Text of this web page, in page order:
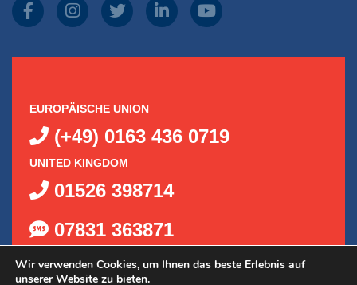
EUROPÄISCHE UNION
(+49) 0163 436 0719
UNITED KINGDOM
01526 398714
07831 363871
Wir verwenden Cookies, um Ihnen das beste Erlebnis auf
unserer Website zu bieten.